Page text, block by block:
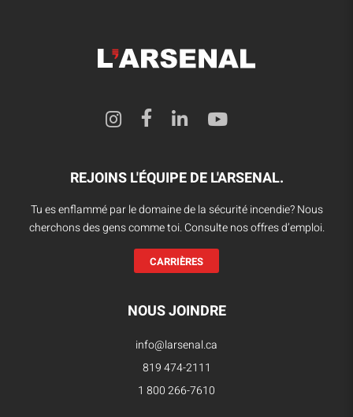
REJOINS L'ÉQUIPE DE L'ARSENAL.
Tu es enflammé par le domaine de la sécurité incendie? Nous
cherchons des gens comme toi. Consulte nos offres d’emploi.
CARRIÈRES
NOUS JOINDRE
info@larsenal.ca
819 474-2111
1 800 266-7610